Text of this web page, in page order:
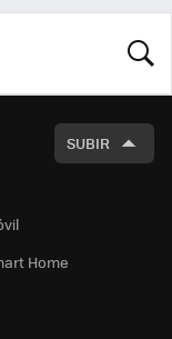
SUBIR
Home